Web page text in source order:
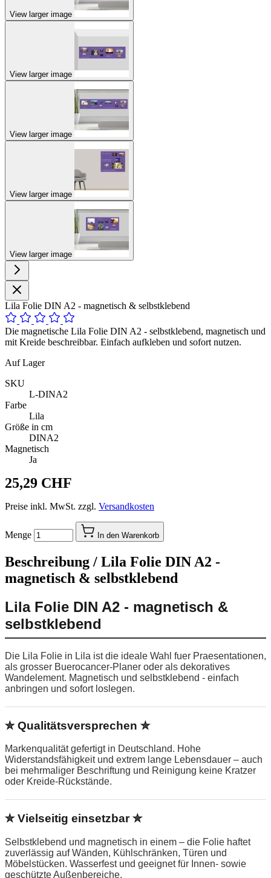
View larger image
View larger image
View larger image
View larger image
View larger image
Lila Folie DIN A2 - magnetisch & selbstklebend
Die magnetische Lila Folie DIN A2 - selbstklebend, magnetisch und
mit Kreide beschreibbar. Einfach aufkleben und sofort nutzen.
Auf Lager
SKU
L-DINA2
Farbe
Lila
Größe in cm
DINA2
Magnetisch
Ja
25,29 CHF
Preise inkl. MwSt. zzgl. Versandkosten
Menge In den Warenkorb
Beschreibung / Lila Folie DIN A2 -
magnetisch & selbstklebend
Lila Folie DIN A2 - magnetisch &
selbstklebend
Die Lila Folie in Lila ist die ideale Wahl fuer Praesentationen,
als grosser Buerocancer-Planer oder als dekoratives
Wandelement. Magnetisch und selbstklebend - einfach
anbringen und sofort loslegen.
✮ Qualitätsversprechen ✮
Markenqualität gefertigt in Deutschland. Hohe
Widerstandsfähigkeit und extrem lange Lebensdauer – auch
bei mehrmaliger Beschriftung und Reinigung keine Kratzer
oder Kreide-Rückstände.
✮ Vielseitig einsetzbar ✮
Selbstklebend und magnetisch in einem – die Folie haftet
zuverlässig auf Wänden, Kühlschränken, Türen und
Möbelstücken. Wasserfest und geeignet für Innen- sowie
geschützte Außenbereiche.